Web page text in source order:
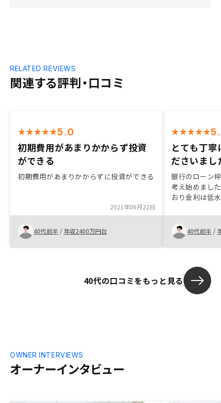
関連する評判・口コミ
RELATED REVIEWS
5.0
初期費用があまりかからず投資
ができる
初期費用があまりかからずに投資ができる
2021年06月22日
40代前半 / 年収2400万円台
とても丁
ださいまし
銀行のローン
考え始めまし
おり金利は低
業で通常の不
く、デジタル
を提供してい
タワーマンシ
40代前半 /
40代の口コミをもっと見る
オーナーインタビュー
OWNER INTERVIEWS